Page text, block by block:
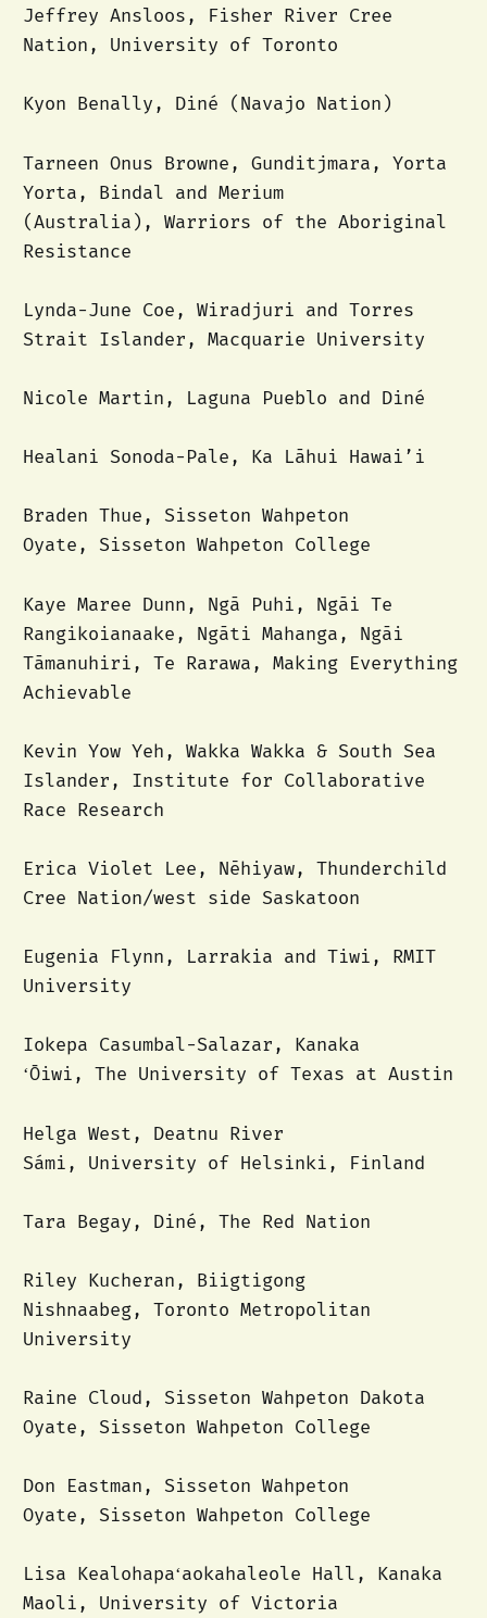
Jeffrey Ansloos, Fisher River Cree
Nation, University of Toronto
Kyon Benally, Diné (Navajo Nation)
Tarneen Onus Browne, Gunditjmara, Yorta
Yorta, Bindal and Merium
(Australia), Warriors of the Aboriginal
Resistance
Lynda-June Coe, Wiradjuri and Torres
Strait Islander, Macquarie University
Nicole Martin, Laguna Pueblo and Diné
Healani Sonoda-Pale, Ka Lāhui Hawai’i
Braden Thue, Sisseton Wahpeton
Oyate, Sisseton Wahpeton College
Kaye Maree Dunn, Ngā Puhi, Ngāi Te
Rangikoianaake, Ngāti Mahanga, Ngāi
Tāmanuhiri, Te Rarawa, Making Everything
Achievable
Kevin Yow Yeh, Wakka Wakka & South Sea
Islander, Institute for Collaborative
Race Research
Erica Violet Lee, Nēhiyaw, Thunderchild
Cree Nation/west side Saskatoon
Eugenia Flynn, Larrakia and Tiwi, RMIT
University
Iokepa Casumbal-Salazar, Kanaka
ʻŌiwi, The University of Texas at Austin
Helga West, Deatnu River
Sámi, University of Helsinki, Finland
Tara Begay, Diné, The Red Nation
Riley Kucheran, Biigtigong
Nishnaabeg, Toronto Metropolitan
University
Raine Cloud, Sisseton Wahpeton Dakota
Oyate, Sisseton Wahpeton College
Don Eastman, Sisseton Wahpeton
Oyate, Sisseton Wahpeton College
Lisa Kealohapaʻaokahaleole Hall, Kanaka
Maoli, University of Victoria